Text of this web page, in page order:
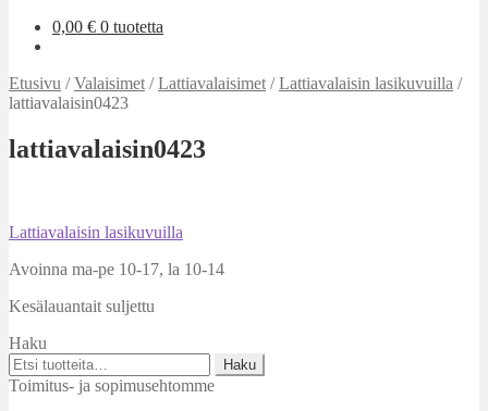
0,00 € 0 tuotetta
Etusivu /Valaisimet /Lattiavalaisimet /Lattiavalaisin lasikuvuilla /
lattiavalaisin0423
lattiavalaisin0423
Artikkelien
selaus
Edellinen
Lattiavalaisin lasikuvuilla
Avoinna ma-pe 10-17, la 10-14
Kesälauantait suljettu
Haku
Etsi:
Haku
Toimitus- ja sopimusehtomme